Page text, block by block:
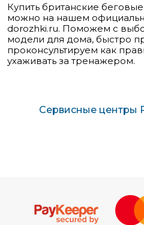
Купить британские
можно на нашем
dorozhki.ru. Поможем с
модели для дома, быстро
проконсультируем как
ухаживать за тренажером.
Сервисные центры